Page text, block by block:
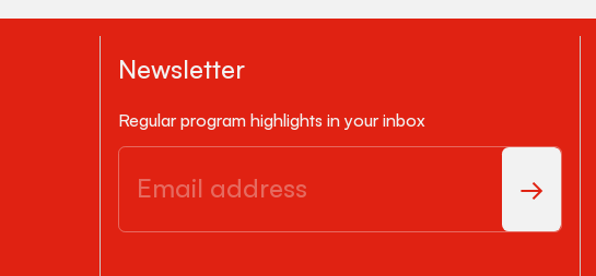
Newsletter
Regular program highlights in your inbox